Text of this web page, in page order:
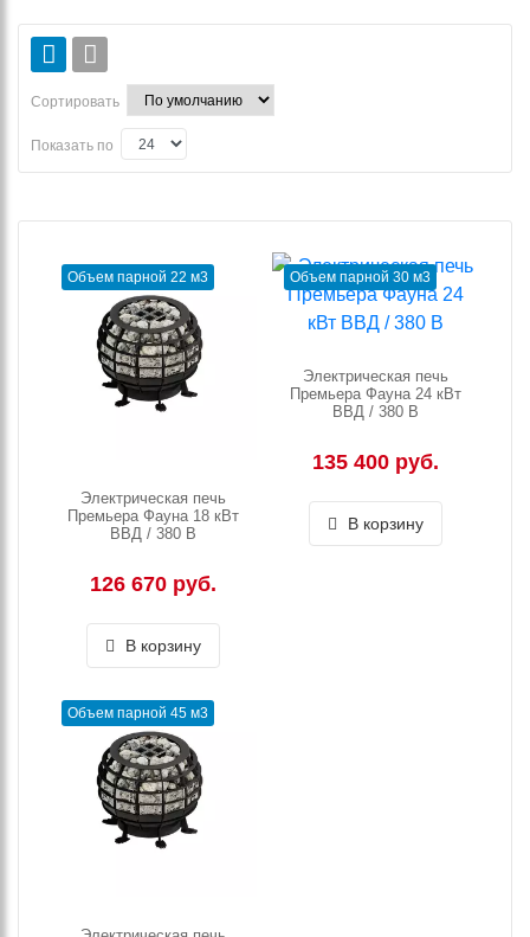
Сортировать
Показать по
Объем парной 22 м3
Электрическая печь
Премьера Фауна 18 кВт
ВВД / 380 В
126 670 руб.
В корзину
Объем парной 30 м3
Электрическая печь
Премьера Фауна 24 кВт
ВВД / 380 В
135 400 руб.
В корзину
Объем парной 45 м3